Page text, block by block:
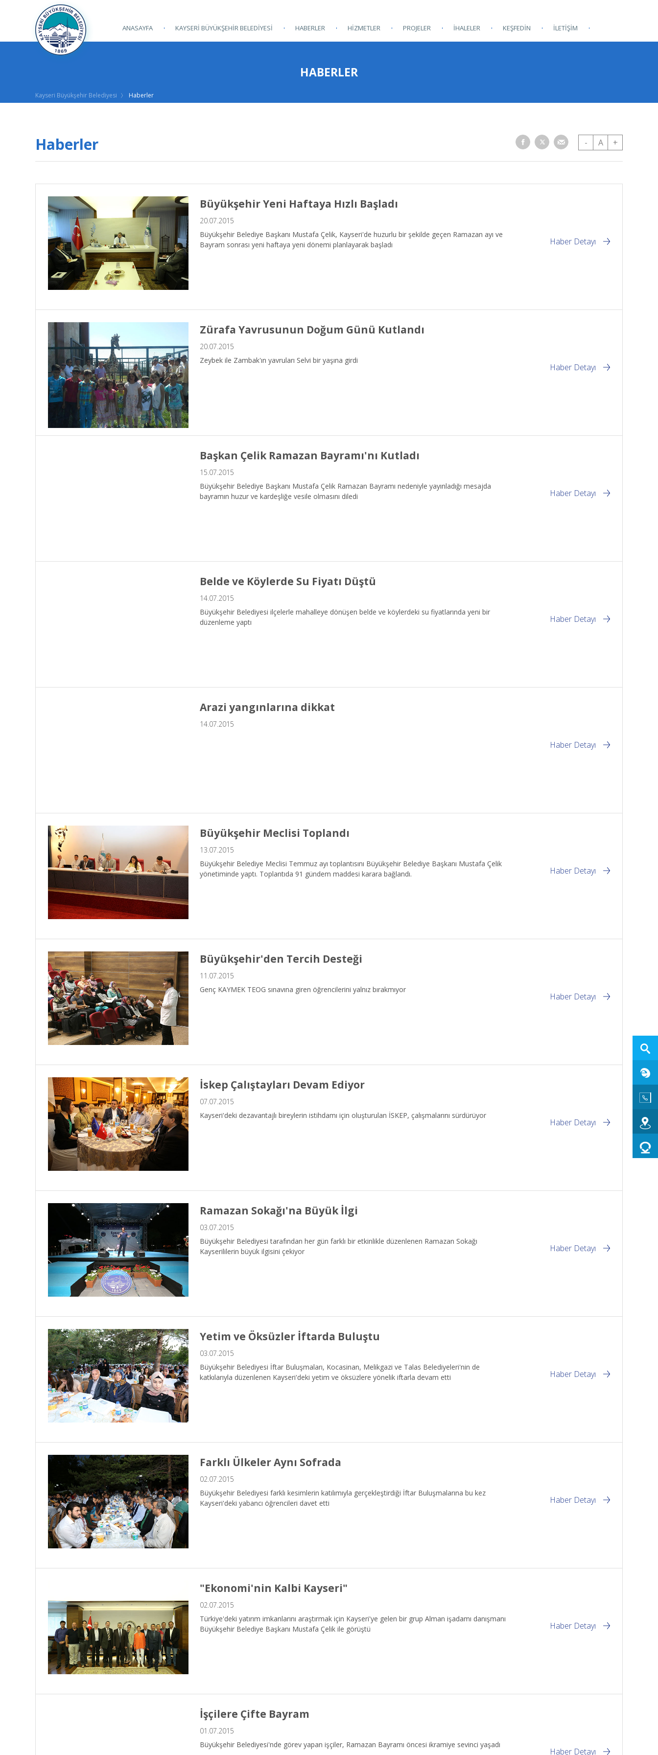
ANASAYFA KAYSERİ BÜYÜKŞEHİR BELEDİYESİ HABERLER HİZMETLER PROJELER İHALELER KEŞFEDİN İLETİŞİM
HABERLER
Kayseri Büyükşehir Belediyesi Haberler
Haberler - A +
Büyükşehir Yeni Haftaya Hızlı Başladı
20.07.2015
Büyükşehir Belediye Başkanı Mustafa Çelik, Kayseri'de huzurlu bir şekilde geçen Ramazan ayı ve
Bayram sonrası yeni haftaya yeni dönemi planlayarak başladı
Haber Detayı
Zürafa Yavrusunun Doğum Günü Kutlandı
20.07.2015
Zeybek ile Zambak'ın yavruları Selvi bir yaşına girdi
Haber Detayı
Başkan Çelik Ramazan Bayramı'nı Kutladı
15.07.2015
Büyükşehir Belediye Başkanı Mustafa Çelik Ramazan Bayramı nedeniyle yayınladığı mesajda
bayramın huzur ve kardeşliğe vesile olmasını diledi
Haber Detayı
Belde ve Köylerde Su Fiyatı Düştü
14.07.2015
Büyükşehir Belediyesi ilçelerle mahalleye dönüşen belde ve köylerdeki su fiyatlarında yeni bir
düzenleme yaptı
Haber Detayı
Arazi yangınlarına dikkat
14.07.2015
Haber Detayı
Büyükşehir Meclisi Toplandı
13.07.2015
Büyükşehir Belediye Meclisi Temmuz ayı toplantısını Büyükşehir Belediye Başkanı Mustafa Çelik
yönetiminde yaptı. Toplantıda 91 gündem maddesi karara bağlandı.
Haber Detayı
Büyükşehir'den Tercih Desteği
11.07.2015
Genç KAYMEK TEOG sınavına giren öğrencilerini yalnız bırakmıyor
Haber Detayı
İskep Çalıştayları Devam Ediyor
07.07.2015
Kayseri'deki dezavantajlı bireylerin istihdamı için oluşturulan İSKEP, çalışmalarını sürdürüyor
Haber Detayı
Ramazan Sokağı'na Büyük İlgi
03.07.2015
Büyükşehir Belediyesi tarafından her gün farklı bir etkinlikle düzenlenen Ramazan Sokağı
Kayserililerin büyük ilgisini çekiyor
Haber Detayı
Yetim ve Öksüzler İftarda Buluştu
03.07.2015
Büyükşehir Belediyesi İftar Buluşmaları, Kocasinan, Melikgazi ve Talas Belediyeleri'nin de
katkılarıyla düzenlenen Kayseri'deki yetim ve öksüzlere yönelik iftarla devam etti
Haber Detayı
Farklı Ülkeler Aynı Sofrada
02.07.2015
Büyükşehir Belediyesi farklı kesimlerin katılımıyla gerçekleştirdiği İftar Buluşmalarına bu kez
Kayseri'deki yabancı öğrencileri davet etti
Haber Detayı
"Ekonomi'nin Kalbi Kayseri"
02.07.2015
Türkiye'deki yatırım imkanlarını araştırmak için Kayseri'ye gelen bir grup Alman işadamı danışmanı
Büyükşehir Belediye Başkanı Mustafa Çelik ile görüştü
Haber Detayı
İşçilere Çifte Bayram
01.07.2015
Büyükşehir Belediyesi'nde görev yapan işçiler, Ramazan Bayramı öncesi ikramiye sevinci yaşadı
Haber Detayı